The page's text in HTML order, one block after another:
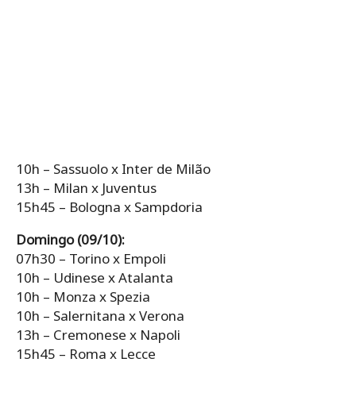
10h – Sassuolo x Inter de Milão
13h – Milan x Juventus
15h45 – Bologna x Sampdoria
Domingo (09/10):
07h30 – Torino x Empoli
10h – Udinese x Atalanta
10h – Monza x Spezia
10h – Salernitana x Verona
13h – Cremonese x Napoli
15h45 – Roma x Lecce